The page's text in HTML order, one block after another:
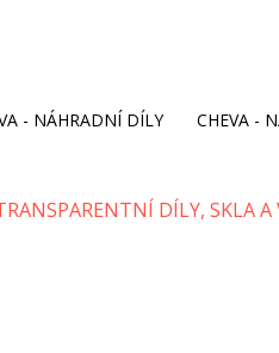
- NÁHRADNÍ DÍLY CHEVA -
DÍLY, SKLA A